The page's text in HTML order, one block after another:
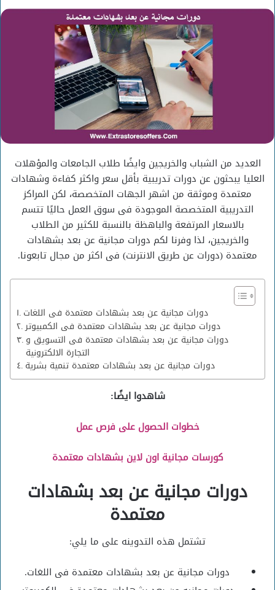
إلكترونيا
العديد من الشباب والخريجين وايضًا طلاب الجامعات والمؤهلات
العليا يبحثون عن دورات تدريبية بأقل سعر واكثر كفاءة وشهادات
معتمدة وموثقة من اشهر الجهات المتخصصة، لكن المراكز
التدريبية المتخصصة الموجودة فى سوق العمل حاليًا تتسم
بالاسعار المرتفعة والباهظة بالنسبة للكثير من الطلاب
والخريجين، لذا وفرنا لكم دورات مجانية عن بعد بشهادات
معتمدة (دورات عن طريق الانترنت) فى اكثر من مجال تابعونا.
دورات مجانية عن بعد بشهادات معتمدة فى اللغات
دورات مجانية عن بعد بشهادات معتمدة فى الكمبيوتر
دورات مجانية عن بعد بشهادات معتمدة فى التسويق و
التجارة الالكترونية
دورات مجانية عن بعد بشهادات معتمدة تنمية بشرية
شاهدوا ايضًا:
خطوات الحصول على فرص عمل
كورسات مجانية اون لاين بشهادات معتمدة
دورات مجانية عن بعد بشهادات
معتمدة
تشتمل هذه التدوينه على ما يلي:
دورات مجانية عن بعد بشهادات معتمدة فى اللغات.